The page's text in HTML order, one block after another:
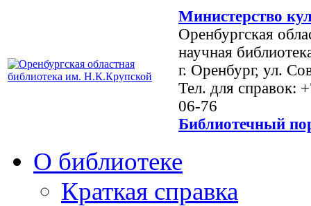
Министерство
Оренбургская
научная
г. Оренбург, ул.
Тел. для справок:
06-76
Библиотечный
О библиотеке
Краткая справка